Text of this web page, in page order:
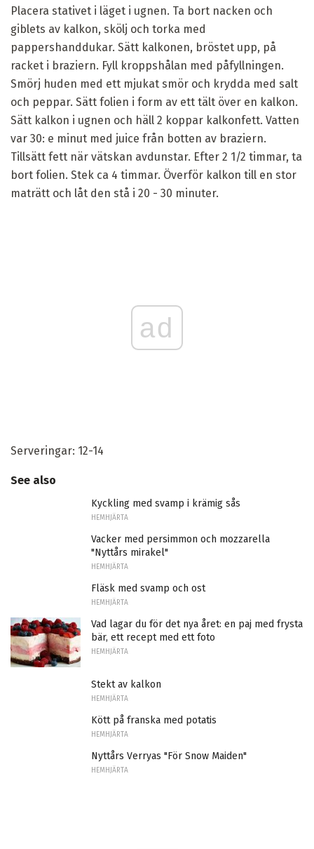
Placera stativet i läget i ugnen. Ta bort nacken och
giblets av kalkon, skölj och torka med
pappershanddukar. Sätt kalkonen, bröstet upp, på
racket i braziern. Fyll kroppshålan med påfyllningen.
Smörj huden med ett mjukat smör och krydda med salt
och peppar. Sätt folien i form av ett tält över en kalkon.
Sätt kalkon i ugnen och häll 2 koppar kalkonfett. Vatten
var 30: e minut med juice från botten av braziern.
Tillsätt fett när vätskan avdunstar. Efter 2 1/2 timmar, ta
bort folien. Stek ca 4 timmar. Överför kalkon till en stor
maträtt och låt den stå i 20 - 30 minuter.
ad
Serveringar: 12-14
See also
Kyckling med svamp i krämig sås
HEMHJÄRTA
Vacker med persimmon och mozzarella
"Nyttårs mirakel"
HEMHJÄRTA
Fläsk med svamp och ost
HEMHJÄRTA
Vad lagar du för det nya året: en paj med frysta
bär, ett recept med ett foto
HEMHJÄRTA
Stekt av kalkon
HEMHJÄRTA
Kött på franska med potatis
HEMHJÄRTA
Nyttårs Verryas "För Snow Maiden"
HEMHJÄRTA